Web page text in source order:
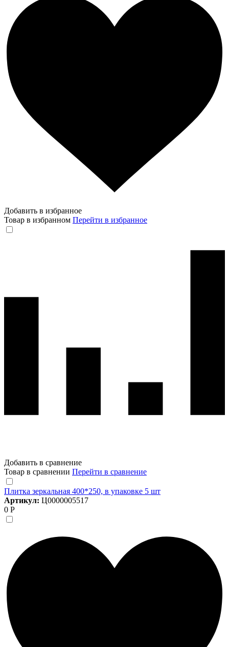
Добавить в избранное
Товар в избранном Перейти в избранное
Добавить в сравнение
Товар в сравнении Перейти в сравнение
Плитка зеркальная 400*250, в упаковке 5 шт
Артикул: Ц0000005517
0 Р